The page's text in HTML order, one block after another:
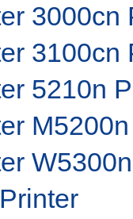
3000cn
3100cn
5210n